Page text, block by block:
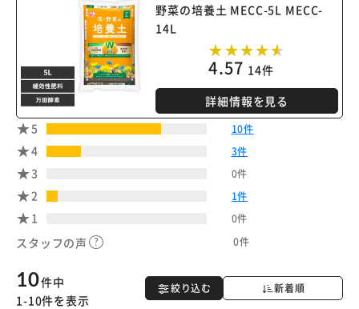
野菜の培養土 MECC-5L MECC-
14L
4.57 14件
詳細情報を見る
5
10件
4 3件
3 0件
2 1件
1 0件
スタッフの声 0件
絞り込む 新着順
10件中
1-10件を表示